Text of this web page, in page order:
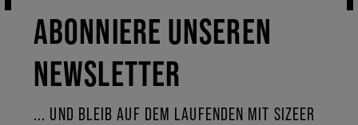
ABONNIERE UNSEREN
NEWSLETTER
... UND BLEIB AUF DEM LAUFENDEN MIT SIZEER